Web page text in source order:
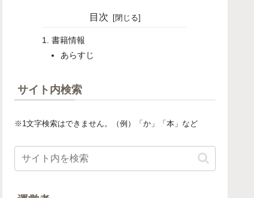
目次
書籍情報
あらすじ
サイト内検索
※1文字検索はできません。（例）「か」「本」など